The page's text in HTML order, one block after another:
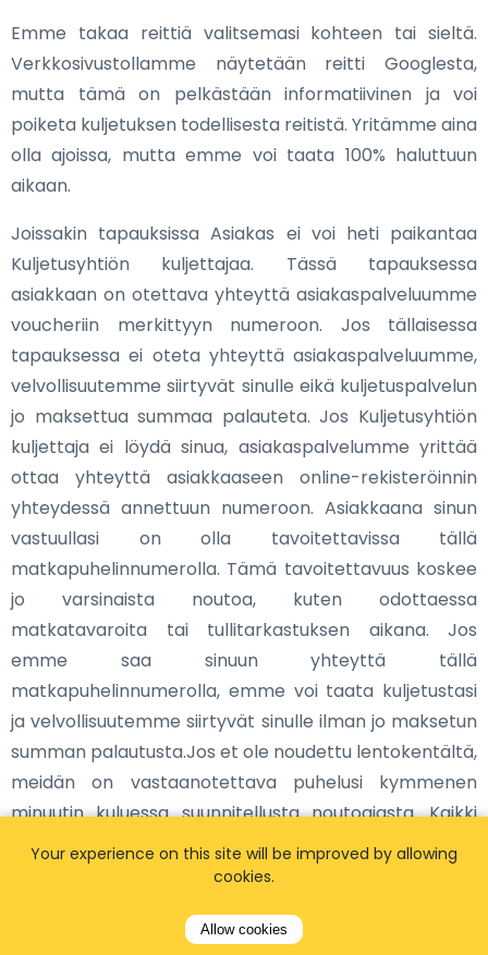
Emme takaa reittiä valitsemasi kohteen tai sieltä.
Verkkosivustollamme näytetään reitti Googlesta,
mutta tämä on pelkästään informatiivinen ja voi
poiketa kuljetuksen todellisesta reitistä. Yritämme aina
olla ajoissa, mutta emme voi taata 100% haluttuun
aikaan.
Joissakin tapauksissa Asiakas ei voi heti paikantaa
Kuljetusyhtiön kuljettajaa. Tässä tapauksessa
asiakkaan on otettava yhteyttä asiakaspalveluumme
voucheriin merkittyyn numeroon. Jos tällaisessa
tapauksessa ei oteta yhteyttä asiakaspalveluumme,
velvollisuutemme siirtyvät sinulle eikä kuljetuspalvelun
jo maksettua summaa palauteta. Jos Kuljetusyhtiön
kuljettaja ei löydä sinua, asiakaspalvelumme yrittää
ottaa yhteyttä asiakkaaseen online-rekisteröinnin
yhteydessä annettuun numeroon. Asiakkaana sinun
vastuullasi on olla tavoitettavissa tällä
matkapuhelinnumerolla. Tämä tavoitettavuus koskee
jo varsinaista noutoa, kuten odottaessa
matkatavaroita tai tullitarkastuksen aikana. Jos
emme saa sinuun yhteyttä tällä
matkapuhelinnumerolla, emme voi taata kuljetustasi
ja velvollisuutemme siirtyvät sinulle ilman jo maksetun
summan palautusta.Jos et ole noudettu lentokentältä,
meidän on vastaanotettava puhelusi kymmenen
minuutin kuluessa suunnitellusta noutoajasta. Kaikki
asiakaspalveluumme saapuvat puhelut tallennetaan
ulkoiseen yritykseen, jotta niitä voidaan käyttää
tallennetut tiedot lasketaan siten myös päteviksi
Your experience on this site will be improved by allowing
cookies.
Allow cookies